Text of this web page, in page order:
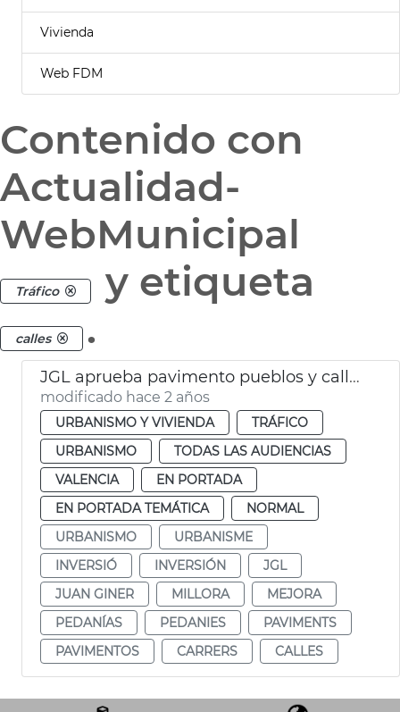
Vivienda
Web FDM
Contenido con
Actualidad-
WebMunicipal
Tráfico y etiqueta
calles .
JGL aprueba pavimento pueblos y calles València
modificado hace 2 años
URBANISMO Y VIVIENDA
TRÁFICO
URBANISMO
TODAS LAS AUDIENCIAS
VALENCIA
EN PORTADA
EN PORTADA TEMÁTICA
NORMAL
URBANISMO
URBANISME
INVERSIÓ
INVERSIÓN
JGL
JUAN GINER
MILLORA
MEJORA
PEDANÍAS
PEDANIES
PAVIMENTS
PAVIMENTOS
CARRERS CALLES